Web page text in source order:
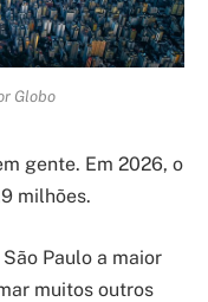
Globo
gente. Em 2026, o
milhões.
Paulo a maior
muitos outros